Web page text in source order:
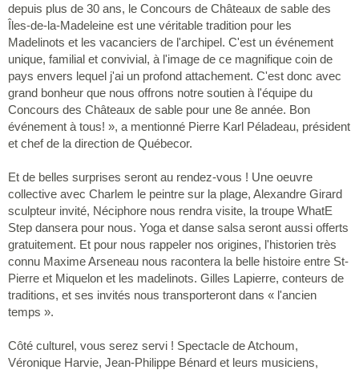
depuis plus de 30 ans, le Concours de Châteaux de sable des
Îles-de-la-Madeleine est une véritable tradition pour les
Madelinots et les vacanciers de l'archipel. C'est un événement
unique, familial et convivial, à l'image de ce magnifique coin de
pays envers lequel j'ai un profond attachement. C'est donc avec
grand bonheur que nous offrons notre soutien à l'équipe du
Concours des Châteaux de sable pour une 8e année. Bon
événement à tous! », a mentionné Pierre Karl Péladeau, président
et chef de la direction de Québecor.
Et de belles surprises seront au rendez-vous ! Une oeuvre
collective avec Charlem le peintre sur la plage, Alexandre Girard
sculpteur invité, Néciphore nous rendra visite, la troupe WhatE
Step dansera pour nous. Yoga et danse salsa seront aussi offerts
gratuitement. Et pour nous rappeler nos origines, l'historien très
connu Maxime Arseneau nous racontera la belle histoire entre St-
Pierre et Miquelon et les madelinots. Gilles Lapierre, conteurs de
traditions, et ses invités nous transporteront dans « l'ancien
temps ».
Côté culturel, vous serez servi ! Spectacle de Atchoum,
Véronique Harvie, Jean-Philippe Bénard et leurs musiciens,